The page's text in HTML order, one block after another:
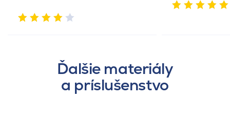
Ďalšie materiály
a príslušenstvo